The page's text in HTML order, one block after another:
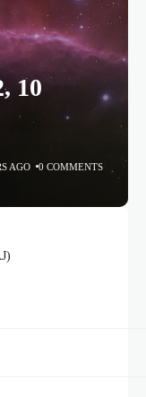
10
AGO 0 COMMENTS